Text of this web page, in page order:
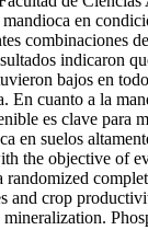
en
indicaron
bajos en
cuanto a la
es clave
en suelos
the objective of
crop